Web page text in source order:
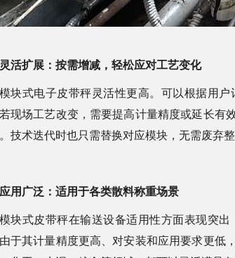
活扩展：按需增减，轻松应对工艺变化
块式电子皮带秤灵活性更高。可以根据用
现场工艺改变，需要提高计量精度或延长有
技术迭代时也只需替换对应模块，无需废弃
用广泛：适用于各类散料称重场景
块式皮带秤在输送设备适用性方面表现突
于其计量精度更高、对安装和应用要求更低